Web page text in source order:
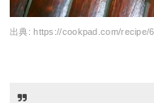
出典:https://cookpad.com/recipe/